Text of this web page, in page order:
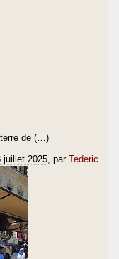
de (…)
juillet 2025 , par Tederic